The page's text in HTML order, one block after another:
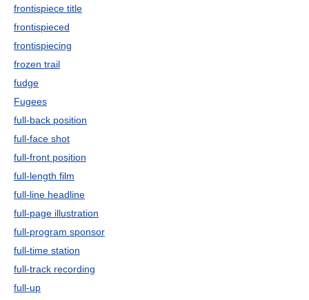
frontispiece title
frontispieced
frontispiecing
frozen trail
fudge
Fugees
full-back position
full-face shot
full-front position
full-length film
full-line headline
full-page illustration
full-program sponsor
full-time station
full-track recording
full-up